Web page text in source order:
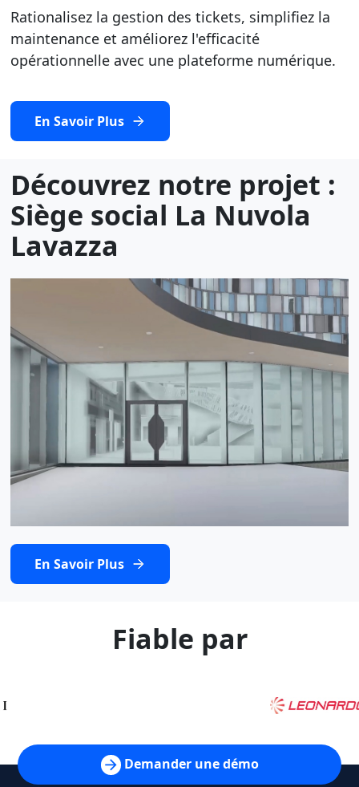
Rationalisez la gestion des tickets, simplifiez la
maintenance et améliorez l'efficacité
opérationnelle avec une plateforme numérique.
En Savoir Plus
Découvrez notre projet :
Siège social La Nuvola
Lavazza
En Savoir Plus
Fiable par
Demander une démo